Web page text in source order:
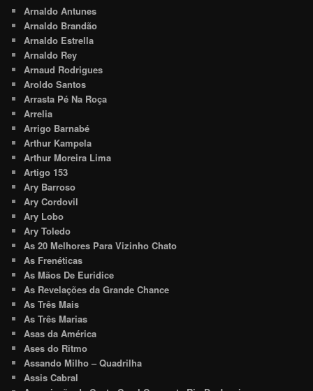
Arnaldo Antunes
Arnaldo Brandão
Arnaldo Estrella
Arnaldo Rey
Arnaud Rodrigues
Aroldo Santos
Arrasta Pé Na Roça
Arrelia
Arrigo Barnabé
Arthur Kampela
Arthur Moreira Lima
Artigo 153
Ary Barroso
Ary Cordovil
Ary Lobo
Ary Toledo
As 20 Melhores Para Vizinho Chato
As Frenéticas
As Mãos De Euridice
As Revelações da Grande Chance
As Três Mais
As Três Marias
Asas da América
Ases do Ritmo
Assando Milho – Quadrilha
Assis Cabral